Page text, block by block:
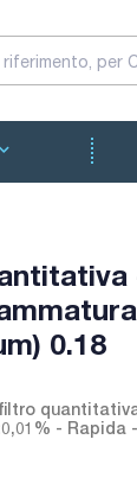
0.18
- Rapida